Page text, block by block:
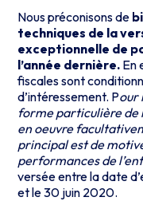
Nous préconisons de
techniques de la
exceptionnelle de
l’année dernière. En
fiscales sont
d’intéressement. Pour
forme particulière de
en oeuvre
principal est de
performances de
versée entre la date
et le 30 juin 2020.